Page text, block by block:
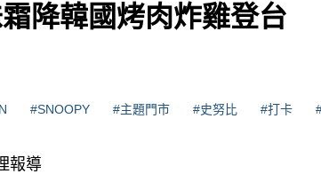
降韓國烤肉炸雞登台
#SNOOPY #主題門市 #史努比 #打卡
報導